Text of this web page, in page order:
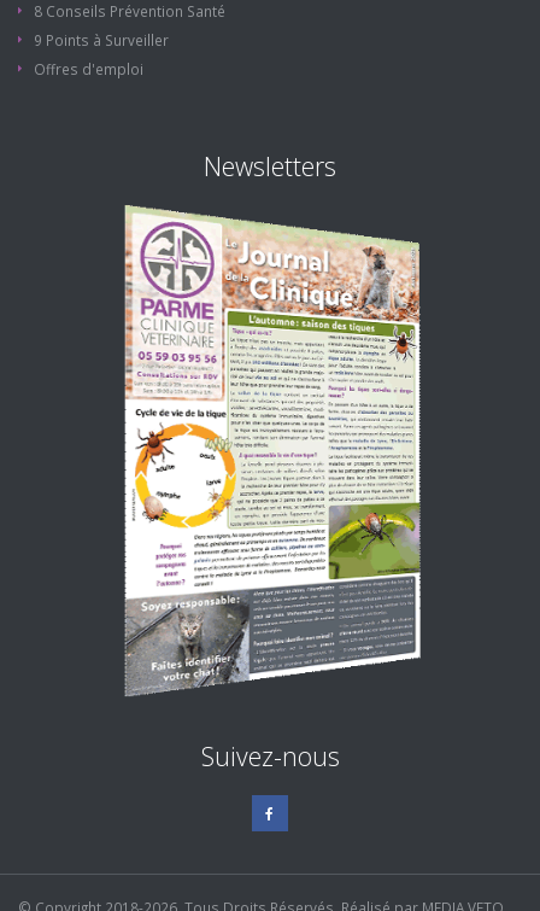
8 Conseils Prévention Santé
9 Points à Surveiller
Offres d'emploi
Newsletters
Suivez-nous